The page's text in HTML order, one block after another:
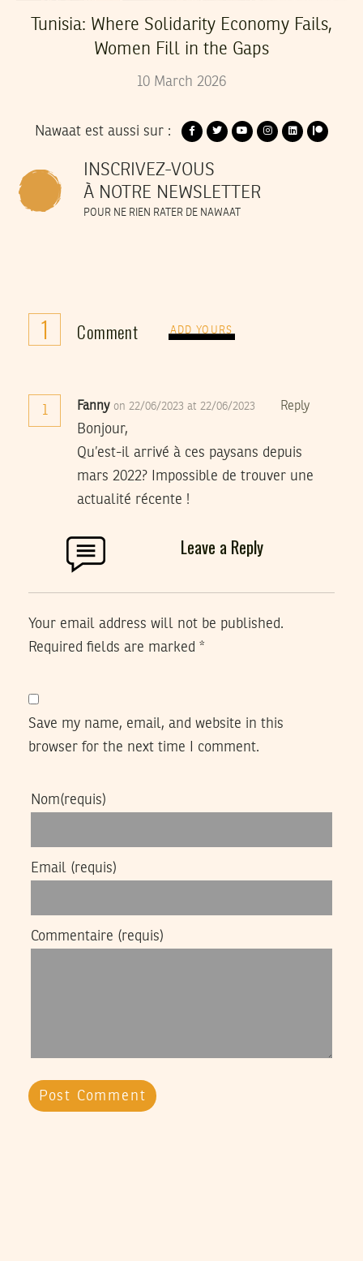
Tunisia: Where Solidarity Economy Fails,
Women Fill in the Gaps
10 March 2026
Nawaat est aussi sur :
INSCRIVEZ-VOUS
À NOTRE NEWSLETTER
POUR NE RIEN RATER DE NAWAAT
1 Comment ADD YOURS
1 Fanny on 22/06/2023 at 22/06/2023 Reply
Bonjour,
Qu’est-il arrivé à ces paysans depuis
mars 2022? Impossible de trouver une
actualité récente !
Leave a Reply
Your email address will not be published.
Required fields are marked *
Save my name, email, and website in this
browser for the next time I comment.
Nom(requis)
Email (requis)
Commentaire (requis)